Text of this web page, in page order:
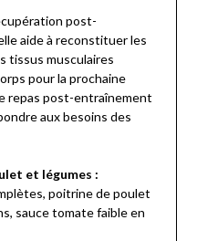
post-
aide à reconstituer les
tissus musculaires
pour la prochaine
repas post-entraînement
aux besoins des
et légumes :
poitrine de poulet
sauce tomate faible en